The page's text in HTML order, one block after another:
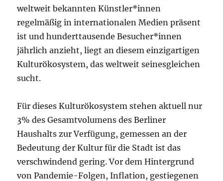
weltweit bekannten Künstler*innen
regelmäßig in internationalen Medien präsent
ist und hunderttausende Besucher*innen
jährlich anzieht, liegt an diesem einzigartigen
Kulturökosystem, das weltweit seinesgleichen
sucht.
Für dieses Kulturökosystem stehen aktuell nur
3% des Gesamtvolumens des Berliner
Haushalts zur Verfügung, gemessen an der
Bedeutung der Kultur für die Stadt ist das
verschwindend gering. Vor dem Hintergrund
von Pandemie-Folgen, Inflation, gestiegenen